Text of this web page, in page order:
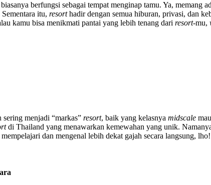
berfungsi sebagai tempat menginap tamu. Ya,
itu, resorthadir dengan semua hiburan, privasi, dan
kamu bisa menikmati pantai yang lebih tenang dari resort-mu,
menjadi “markas” resort, baik yang kelasnya midscale
di Thailand yang menawarkan kemewahan yang unik.
dan mengenal lebih dekat gajah secara langsung,